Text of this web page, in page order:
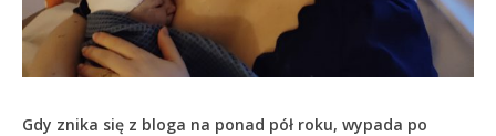
Gdy znika się z bloga na ponad pół roku, wypada po